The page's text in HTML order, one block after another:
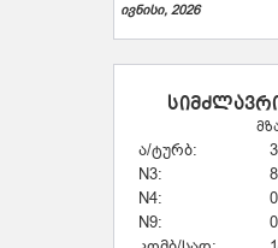
ივნისი, 2026
ა/ტურბ:
N3:
N4:
N9: